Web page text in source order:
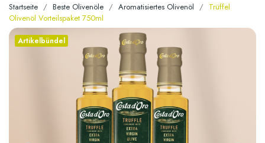
Startseite Beste Olivenöle Aromatisiertes Olivenöl
Trüffel
Olivenöl Vorteilspaket 750ml
Artikelbündel